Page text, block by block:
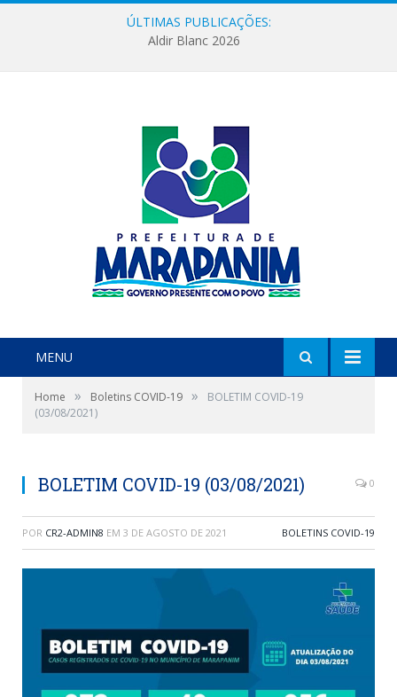
ÚLTIMAS PUBLICAÇÕES:
Aldir Blanc 2026
MENU
Home » Boletins COVID-19 »
BOLETIM COVID-19
(03/08/2021)
BOLETIM COVID-19 (03/08/2021) 0
POR CR2-ADMIN8 EM 3 DE AGOSTO DE 2021 BOLETINS COVID-19